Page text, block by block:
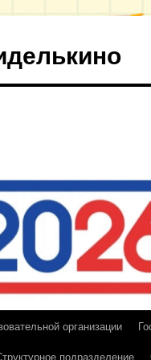
организации
подразделение